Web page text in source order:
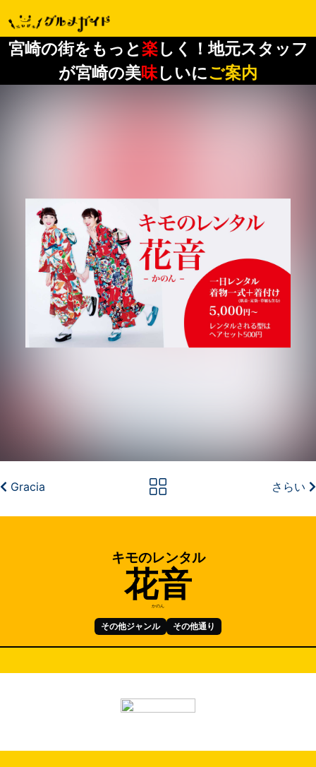
宮崎の街をもっと楽しく！地元スタッフ
が宮崎の美味しいにご案内
Gracia さらい
キモのレンタル
花音
かのん
その他ジャンル その他通り